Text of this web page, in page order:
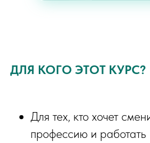
ДЛЯ КОГО ЭТОТ КУРС?
Для тех, кто хочет
профессию и работать